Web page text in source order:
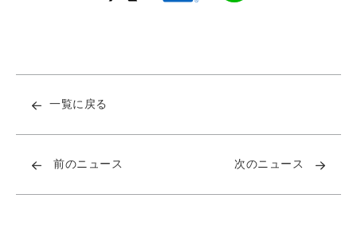
一覧に戻る
前のニュース 次のニュース